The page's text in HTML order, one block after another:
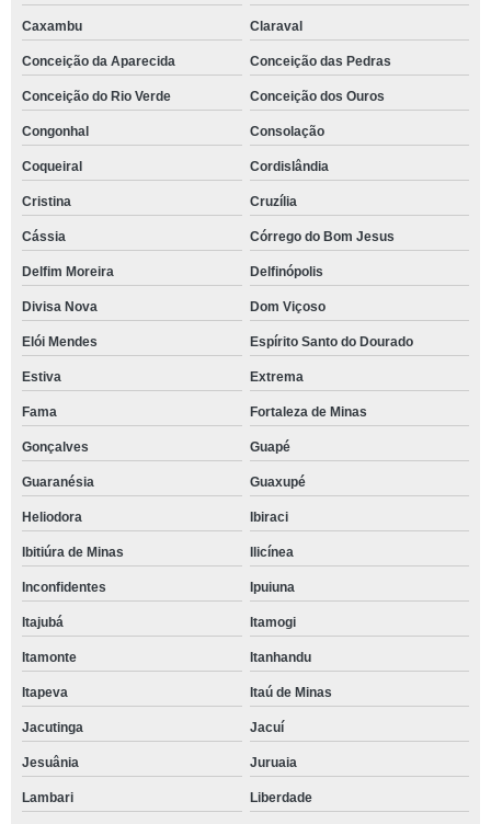
Caxambu Claraval
Conceição da Aparecida Conceição das Pedras
Conceição do Rio Verde Conceição dos Ouros
Congonhal Consolação
Coqueiral Cordislândia
Cristina Cruzília
Cássia Córrego do Bom Jesus
Delfim Moreira Delfinópolis
Divisa Nova Dom Viçoso
Elói Mendes Espírito Santo do Dourado
Estiva Extrema
Fama Fortaleza de Minas
Gonçalves Guapé
Guaranésia Guaxupé
Heliodora Ibiraci
Ibitiúra de Minas Ilicínea
Inconfidentes Ipuiuna
Itajubá Itamogi
Itamonte Itanhandu
Itapeva Itaú de Minas
Jacutinga Jacuí
Jesuânia Juruaia
Lambari Liberdade